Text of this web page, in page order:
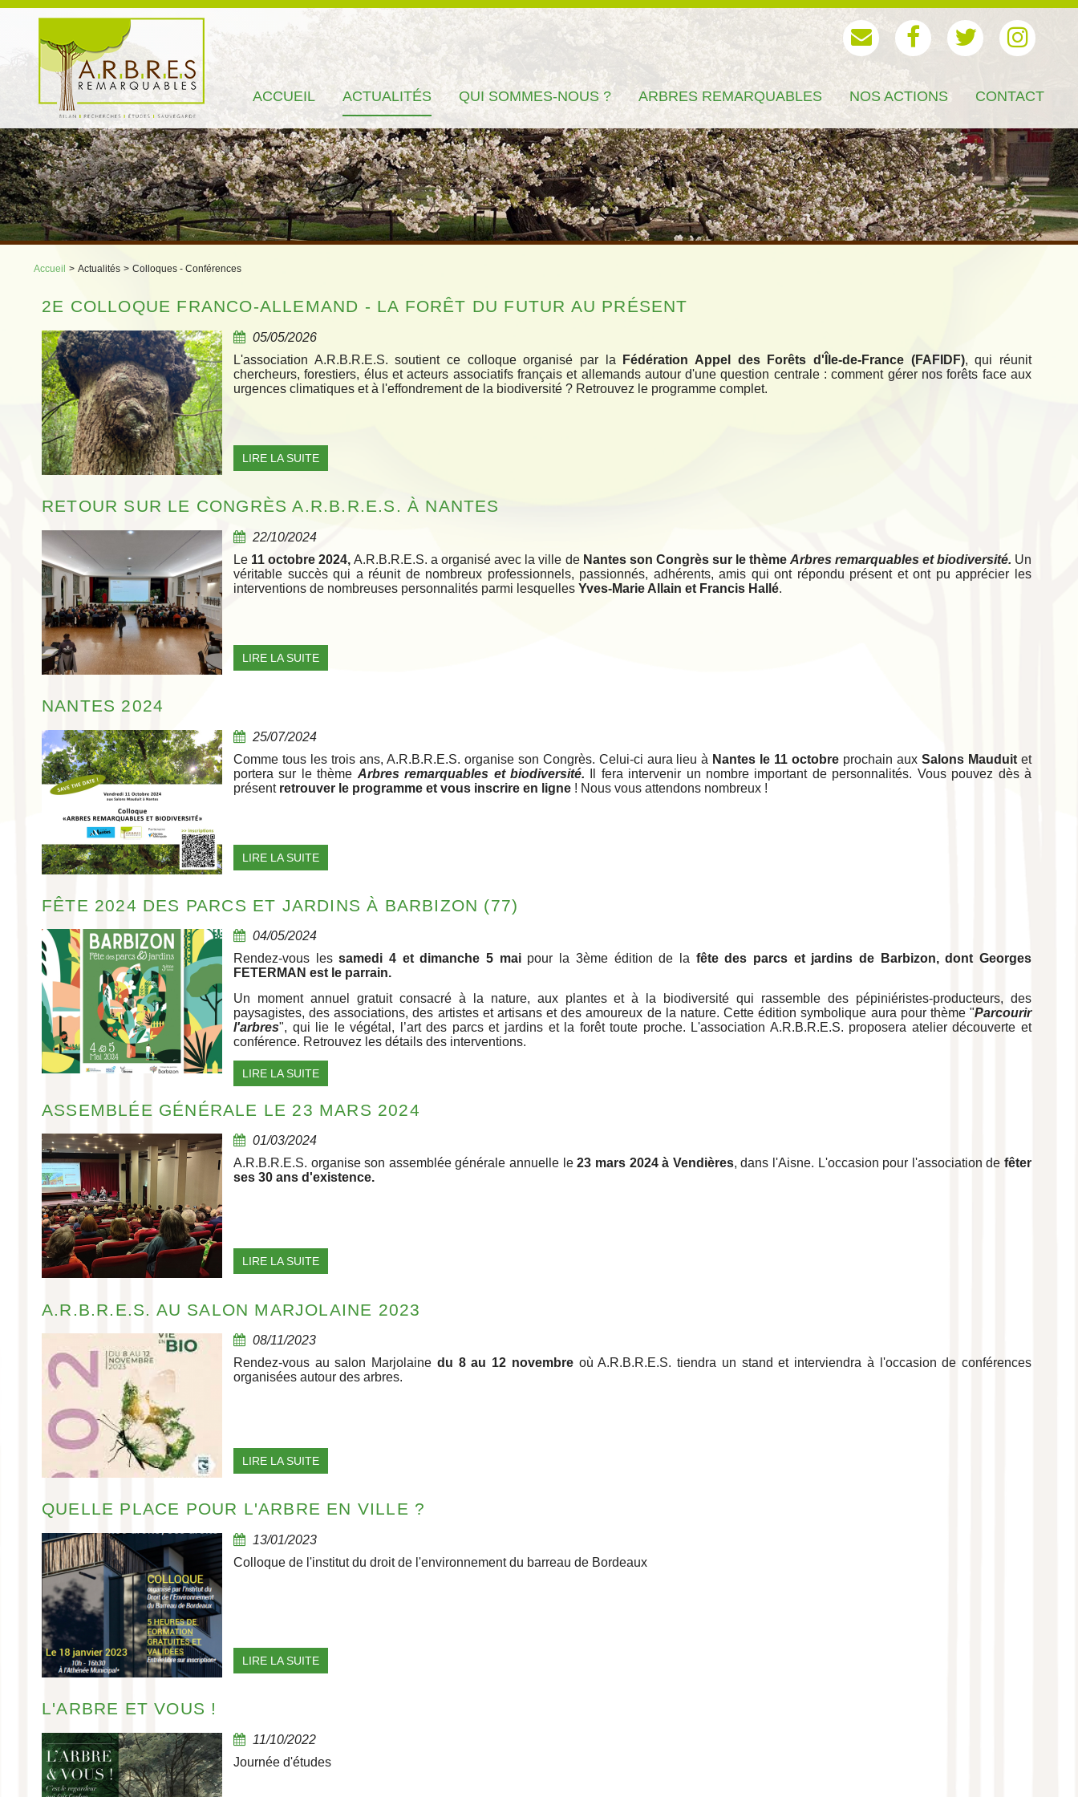
ACCUEIL ACTUALITÉS QUI SOMMES-NOUS ? ARBRES REMARQUABLES NOS ACTIONS CONTACT
Accueil > Actualités > Colloques - Conférences
2E COLLOQUE FRANCO-ALLEMAND - LA FORÊT DU FUTUR AU PRÉSENT
05/05/2026
L'association A.R.B.R.E.S. soutient ce colloque organisé par la
Fédération Appel des Forêts d'Île-de-France (FAFIDF), qui réunit
chercheurs, forestiers, élus et acteurs associatifs français et allemands autour d'une question centrale : comment gérer nos forêts face aux
urgences climatiques et à l'effondrement de la biodiversité ? Retrouvez le programme complet.
LIRE LA SUITE
RETOUR SUR LE CONGRÈS A.R.B.R.E.S. À NANTES
22/10/2024
Le 11 octobre 2024,A.R.B.R.E.S. a organisé avec la ville deNantes son Congrès sur le thème Arbres remarquables et biodiversité. Un
véritable succès qui a réunit de nombreux professionnels, passionnés, adhérents, amis qui ont répondu présent et ont pu apprécier les
interventions de nombreuses personnalités parmi lesquelles Yves-Marie Allain et Francis Hallé.
LIRE LA SUITE
NANTES 2024
25/07/2024
Comme tous les trois ans, A.R.B.R.E.S. organise son Congrès. Celui-ci aura lieu à Nantes le 11 octobre prochain auxSalons Mauduit et
portera sur le thème Arbres remarquables et biodiversité. Il fera intervenir un nombre important de personnalités. Vous pouvez dès à
présent retrouver le programme et vous inscrire en ligne ! Nous vous attendons nombreux !
LIRE LA SUITE
FÊTE 2024 DES PARCS ET JARDINS À BARBIZON (77)
04/05/2024
Rendez-vous lessamedi 4 et dimanche 5 maipour la 3ème édition de la fête des parcs et jardins de Barbizon, dontGeorges
FETERMAN est le parrain.
Un moment annuel gratuit consacré à la nature, aux plantes et à la biodiversité qui rassemble des pépiniéristes-producteurs, des
paysagistes, des associations, des artistes et artisans et des amoureux de la nature. Cette édition symbolique aura pour thème "Parcourir
l'arbres", qui lie le végétal, l’art des parcs et jardins et la forêt toute proche. L'association A.R.B.R.E.S. proposera atelier découverte et
conférence. Retrouvez les détails des interventions.
LIRE LA SUITE
ASSEMBLÉE GÉNÉRALE LE 23 MARS 2024
01/03/2024
A.R.B.R.E.S. organise son assemblée générale annuelle le23 mars 2024 à Vendières, dans l'Aisne. L'occasion pour l'association defêter
ses 30 ans d'existence.
LIRE LA SUITE
A.R.B.R.E.S. AU SALON MARJOLAINE 2023
08/11/2023
Rendez-vous au salon Marjolaine du 8 au 12 novembreoù A.R.B.R.E.S. tiendra un stand et interviendra à l'occasion de conférences
organisées autour des arbres.
LIRE LA SUITE
QUELLE PLACE POUR L'ARBRE EN VILLE ?
13/01/2023
Colloque de l'institut du droit de l'environnement du barreau de Bordeaux
LIRE LA SUITE
L'ARBRE ET VOUS !
11/10/2022
Journée d'études